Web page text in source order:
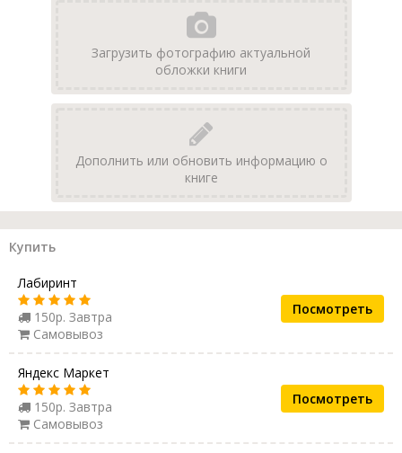
Загрузить фотографию актуальной
обложки книги
Дополнить или обновить информацию о
книге
Купить
Лабиринт
150р. Завтра
Самовывоз
Посмотреть
Яндекс Маркет
150р. Завтра
Самовывоз
Посмотреть